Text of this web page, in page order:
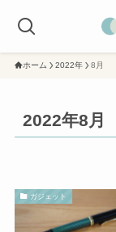
ホーム 2022年 8月
2022年8月
ガジェット